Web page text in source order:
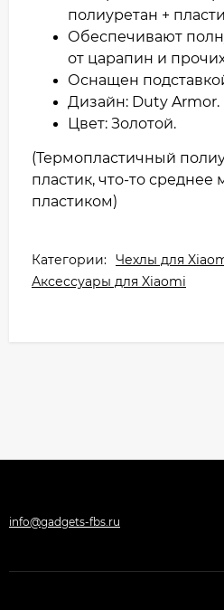
полиуретан +
Обеспечивают
от царапин и
Оснащен
Дизайн: Duty Armor.
Цвет: Золотой.
(Термопластичный
пластик, что-то
пластиком)
Категории: Чехлы для
Аксессуары для Xiaomi
info@gadgets-fbs.ru